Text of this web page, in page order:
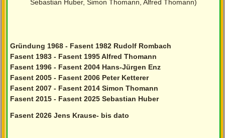
Sebastian Huber, Simon Thomann, Alfred Thomann)
Gründung 1968 - Fasent 1982 Rudolf Rombach
Fasent 1983 - Fasent 1995 Alfred Thomann
Fasent 1996 - Fasent 2004 Hans-Jürgen Enz
Fasent 2005 - Fasent 2006 Peter Ketterer
Fasent 2007 - Fasent 2014 Simon Thomann
Fasent 2015 - Fasent 2025 Sebastian Huber
Fasent 2026 Jens Krause- bis dato